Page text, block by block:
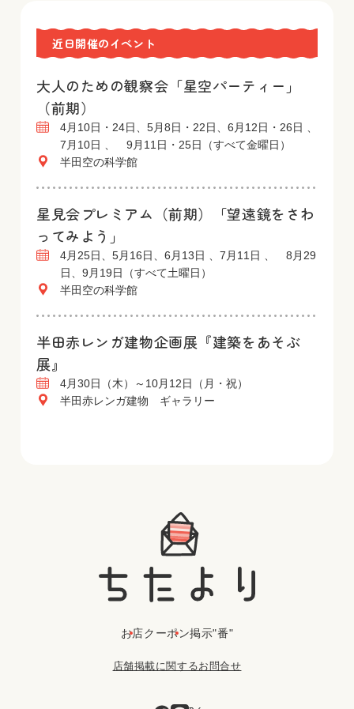
近日開催のイベント
大人のための観察会「星空パーティー」
（前期）
4月10日・24日、5月8日・22日、6月12日・26日 、
7月10日 、 9月11日・25日（すべて金曜日）
半田空の科学館
星見会プレミアム（前期）「望遠鏡をさわ
ってみよう」
4月25日、5月16日、6月13日 、7月11日 、 8月29
日、9月19日（すべて土曜日）
半田空の科学館
半田赤レンガ建物企画展『建築をあそぶ
展』
4月30日（木）～10月12日（月・祝）
半田赤レンガ建物 ギャラリー
お店クーポン掲示"番"
店舗掲載に関するお問合せ